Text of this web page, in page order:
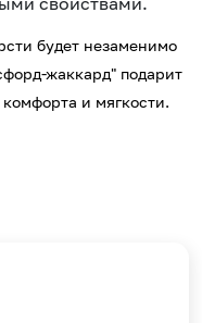
будет незаменимо
жаккард" подарит
и мягкости.